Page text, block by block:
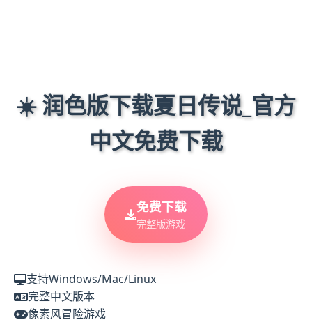
☀️ 润色版下载夏日传说_官方
中文免费下载
免费下载
完整版游戏
支持Windows/Mac/Linux
完整中文版本
像素风冒险游戏